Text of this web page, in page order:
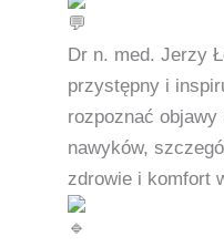
Dr n. med. Jerzy
przystępny i
rozpoznać objawy
nawyków,
zdrowie i komfort